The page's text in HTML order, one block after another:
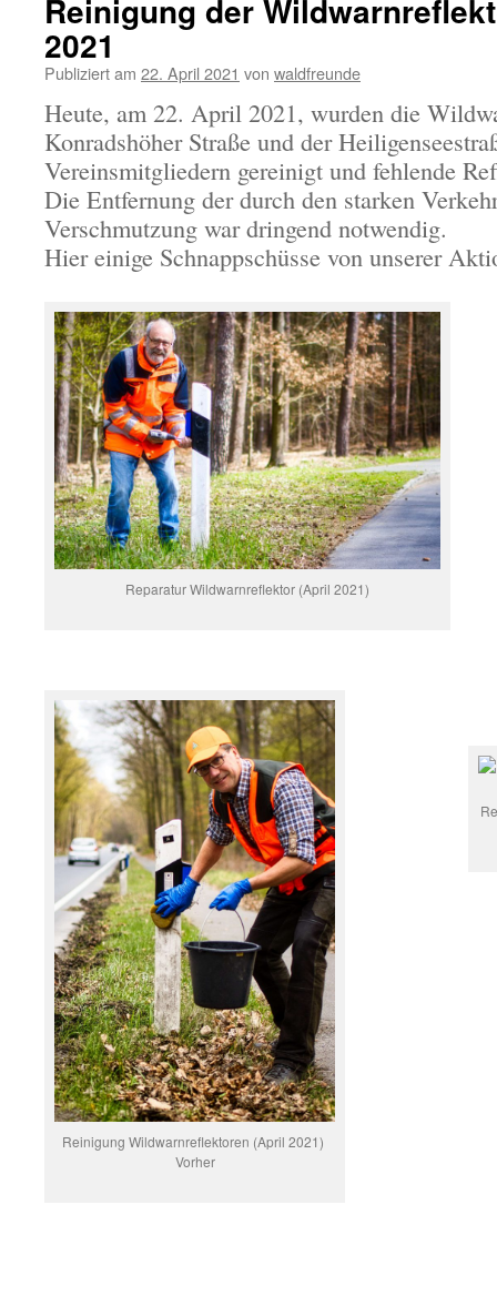
Reinigung der
2021
Publiziert am 22. April 2021 von waldfreunde
Heute, am 22. April 2021, wurden die
Konradshöher Straße und der
Vereinsmitgliedern gereinigt und fehlende
Die Entfernung der durch den starken
Verschmutzung war dringend notwendig.
Hier einige Schnappschüsse von unserer
Reparatur Wildwarnreflektor (April 2021)
Reinigung Wildwarnreflektoren (April 2021)
Vorher